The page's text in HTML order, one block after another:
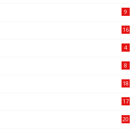
9
16
4
8
18
17
20